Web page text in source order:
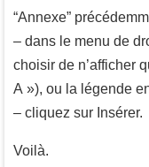
“Annexe”
– dans le menu de
choisir de n’afficher
A »), ou la légende
– cliquez sur Insérer.
Voilà.